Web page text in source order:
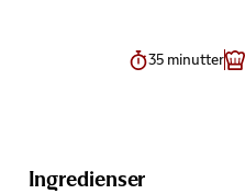
35 minutter
Ingredienser